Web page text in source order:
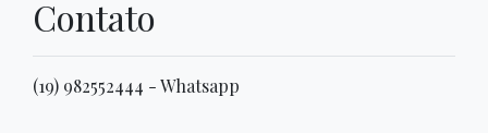
Contato
(19) 982552444 - Whatsapp